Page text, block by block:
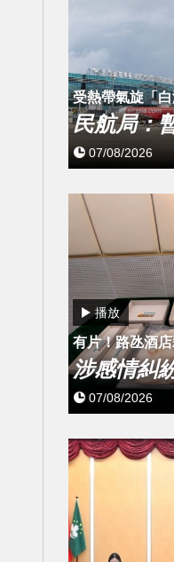
受熱帶氣旋「
民航局：
07/08/2026
播放
有片！路氹酒
涉感情糾
07/08/2026